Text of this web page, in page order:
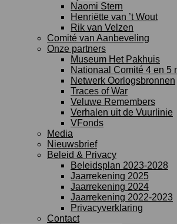
Naomi Stern
Henriëtte van ’t Wout
Rik van Velzen
Comité van Aanbeveling
Onze partners
Museum Het Pakhuis
Nationaal Comité 4 en 5
Netwerk Oorlogsbronnen
Traces of War
Veluwe Remembers
Verhalen uit de Vuurlinie
VFonds
Media
Nieuwsbrief
Beleid & Privacy
Beleidsplan 2023-2028
Jaarrekening 2025
Jaarrekening 2024
Jaarrekening 2022-2023
Privacyverklaring
Contact